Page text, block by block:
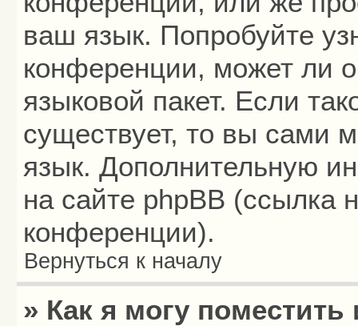
ваш язык. Попробуйте
конференции, может ли
языковой пакет. Если
существует, то вы сами
язык. Дополнительную
на сайте phpBB (ссылка
конференции).
Вернуться к началу
» Как я могу